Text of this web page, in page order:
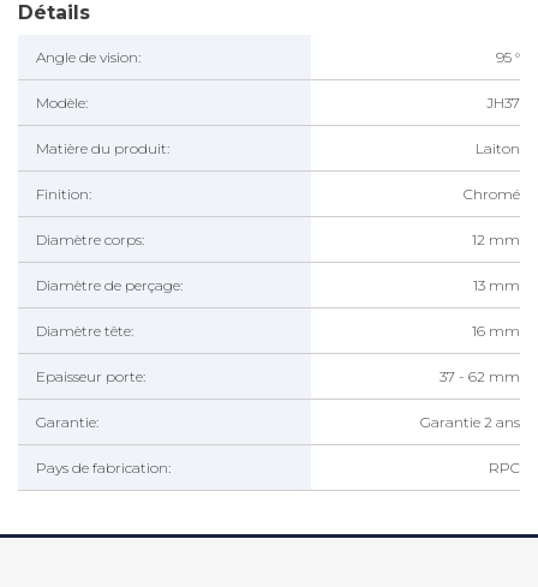
Détails
Angle de vision: 95 °
Modèle: JH37
Matière du produit: Laiton
Finition: Chromé
Diamètre corps: 12 mm
Diamètre de perçage: 13 mm
Diamètre tête: 16 mm
Epaisseur porte: 37 - 62 mm
Garantie: Garantie 2 ans
Pays de fabrication: RPC